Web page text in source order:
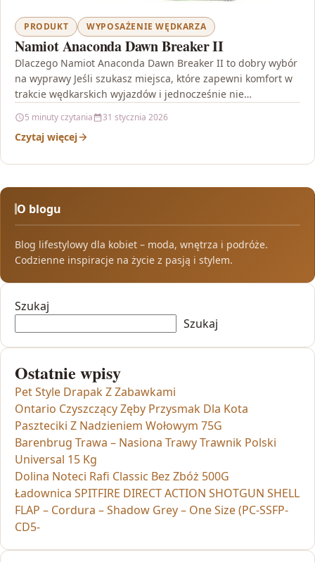
PRODUKT WYPOSAŻENIE WĘDKARZA
Namiot Anaconda Dawn Breaker II
Dlaczego Namiot Anaconda Dawn Breaker II to dobry wybór
na wyprawy Jeśli szukasz miejsca, które zapewni komfort w
trakcie wędkarskich wyjazdów i jednocześnie nie…
5 minuty czytania 31 stycznia 2026
Czytaj więcej
O blogu
Blog lifestylowy dla kobiet – moda, wnętrza i podróże.
Codzienne inspiracje na życie z pasją i stylem.
Szukaj
Szukaj
Ostatnie wpisy
Pet Style Drapak Z Zabawkami
Ontario Czyszczący Zęby Przysmak Dla Kota
Paszteciki Z Nadzieniem Wołowym 75G
Barenbrug Trawa – Nasiona Trawy Trawnik Polski
Universal 15 Kg
Dolina Noteci Rafi Classic Bez Zbóż 500G
Ładownica SPITFIRE DIRECT ACTION SHOTGUN SHELL
FLAP – Cordura – Shadow Grey – One Size (PC-SSFP-
CD5-